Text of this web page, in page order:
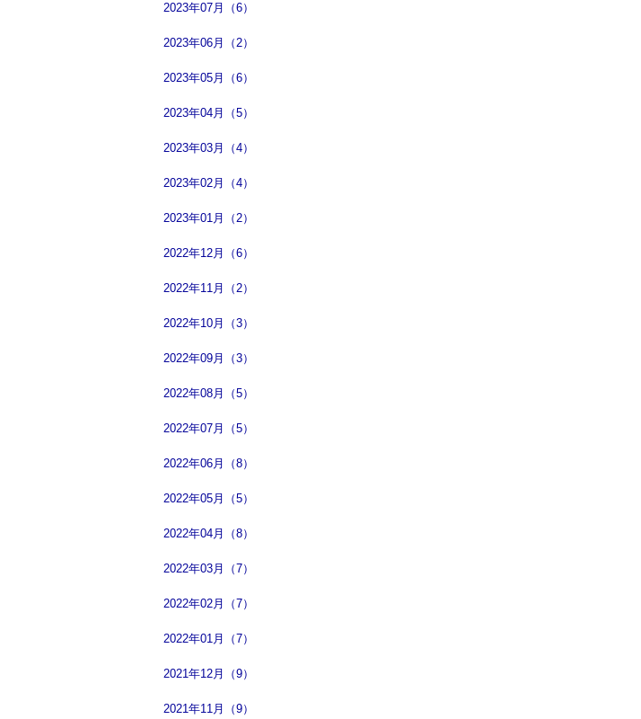
2023年07月（6）
2023年06月（2）
2023年05月（6）
2023年04月（5）
2023年03月（4）
2023年02月（4）
2023年01月（2）
2022年12月（6）
2022年11月（2）
2022年10月（3）
2022年09月（3）
2022年08月（5）
2022年07月（5）
2022年06月（8）
2022年05月（5）
2022年04月（8）
2022年03月（7）
2022年02月（7）
2022年01月（7）
2021年12月（9）
2021年11月（9）